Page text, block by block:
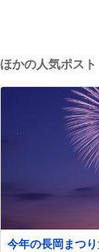
ほかの人気ポスト
今年の長岡まつ